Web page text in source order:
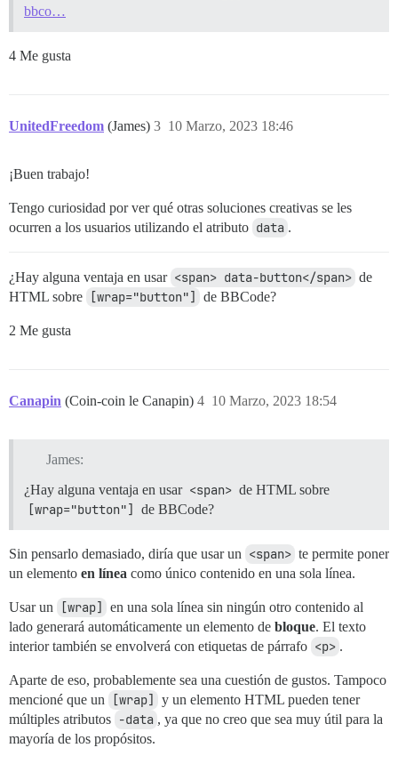
bbco…
4 Me gusta
UnitedFreedom (James) 10 Marzo, 2023 18:46
3
¡Buen trabajo!
Tengo curiosidad por ver qué otras soluciones creativas se les
ocurren a los usuarios utilizando el atributo data .
¿Hay alguna ventaja en usar <span> data-button</span> de
HTML sobre
[wrap="button"] de BBCode?
2 Me gusta
Canapin (Coin-coin le Canapin) 10 Marzo, 2023 18:54
4
James:
¿Hay alguna ventaja en usar <span> de HTML sobre
[wrap="button"] de BBCode?
Sin pensarlo demasiado, diría que usar un <span> te permite poner
un elemento en línea como único contenido en una sola línea.
Usar un [wrap]
en una sola línea sin ningún otro contenido al
lado generará automáticamente un elemento de bloque. El texto
interior también se envolverá con etiquetas de párrafo <p> .
Aparte de eso, probablemente sea una cuestión de gustos. Tampoco
mencioné que un
[wrap]
y un elemento HTML pueden tener
múltiples atributos -data , ya que no creo que sea muy útil para la
mayoría de los propósitos.